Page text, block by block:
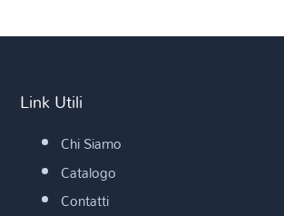
Link Utili
Chi Siamo
Catalogo
Contatti